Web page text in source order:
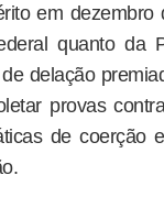
em
quanto da
delação
provas
de coerção